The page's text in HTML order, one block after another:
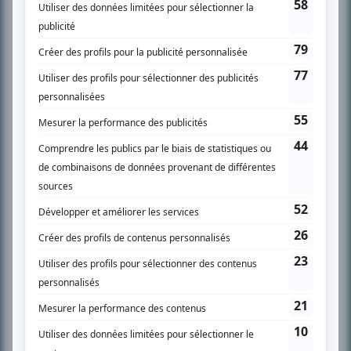
SUR LE RÉSEAU BIZZ MÉDIA
PLAN DU SITE
Accueil
Liste des oeuvres
Recherche avancée
À propos
Nous contacter
Termes et conditions
Politique de confidentialité
Gestion du consentement